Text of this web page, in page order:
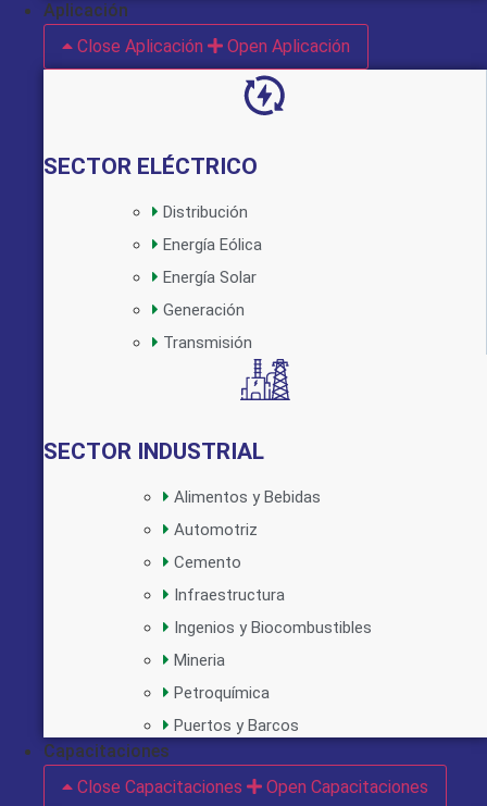
Aplicación
Close Aplicación
Open Aplicación
SECTOR ELÉCTRICO
Distribución
Energía Eólica
Energía Solar
Generación
Transmisión
SECTOR INDUSTRIAL
Alimentos y Bebidas
Automotriz
Cemento
Infraestructura
Ingenios y Biocombustibles
Mineria
Petroquímica
Puertos y Barcos
Capacitaciones
Close Capacitaciones
Open Capacitaciones